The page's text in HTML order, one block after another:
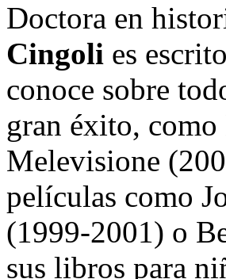
Doctora en
Cingoli es
conoce sobre
gran éxito,
Melevisione
películas como
(1999-2001) o
sus libros para